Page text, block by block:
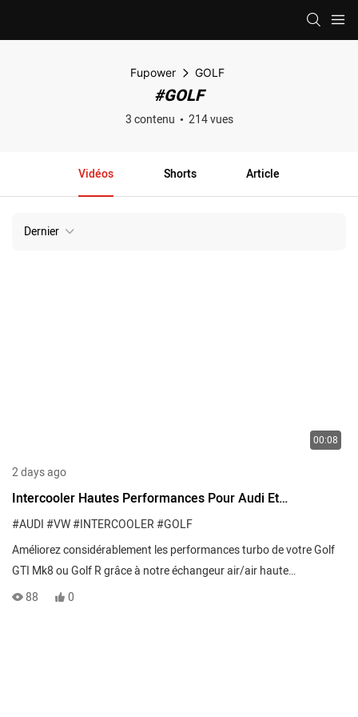
Fupower GOLF
#GOLF
3 contenu 214 vues
Vidéos Shorts Article
Dernier
00:08
2 days ago
Intercooler Hautes Performances Pour Audi Et
Volkswagen Golf GTI Mk8 Et Golf R
#AUDI#VW#INTERCOOLER#GOLF
Améliorez considérablement les performances turbo de votre Golf
GTI Mk8 ou Golf R grâce à notre échangeur air/air haute
performance à plaques, conçu pour la compétition. Facile à
88 0